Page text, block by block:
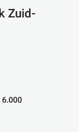
Zuid-
6.000